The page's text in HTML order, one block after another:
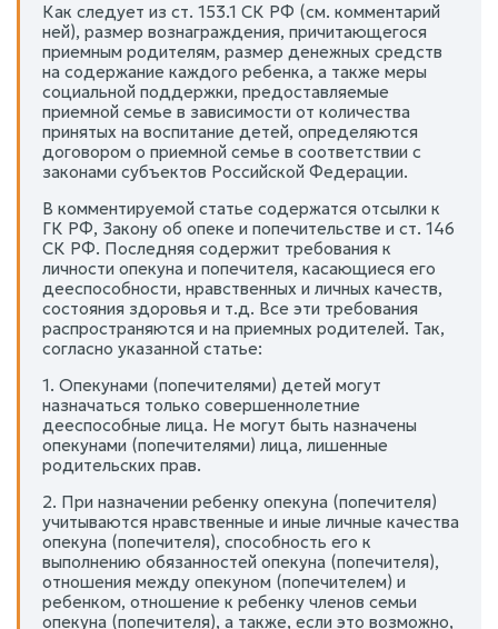
Как следует из ст. 153.1 СК РФ (см. комментарий
ней), размер вознаграждения, причитающегося
приемным родителям, размер денежных средств
на содержание каждого ребенка, а также меры
социальной поддержки, предоставляемые
приемной семье в зависимости от количества
принятых на воспитание детей, определяются
договором о приемной семье в соответствии с
законами субъектов Российской Федерации.
В комментируемой статье содержатся отсылки к
ГК РФ, Закону об опеке и попечительстве и ст. 146
СК РФ. Последняя содержит требования к
личности опекуна и попечителя, касающиеся его
дееспособности, нравственных и личных качеств,
состояния здоровья и т.д. Все эти требования
распространяются и на приемных родителей. Так,
согласно указанной статье:
1. Опекунами (попечителями) детей могут
назначаться только совершеннолетние
дееспособные лица. Не могут быть назначены
опекунами (попечителями) лица, лишенные
родительских прав.
2. При назначении ребенку опекуна (попечителя)
учитываются нравственные и иные личные качества
опекуна (попечителя), способность его к
выполнению обязанностей опекуна (попечителя),
отношения между опекуном (попечителем) и
ребенком, отношение к ребенку членов семьи
опекуна (попечителя), а также, если это возможно,